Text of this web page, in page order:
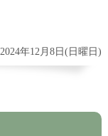
2024年12月8日(日曜日)